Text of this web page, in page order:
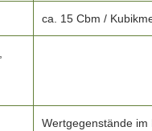
ca. 15 Cbm /
Wertgegenstände im